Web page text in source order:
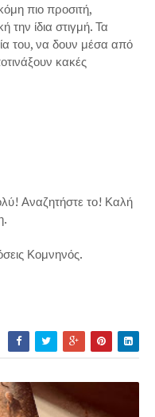
πιο προσιτή,
την ίδια στιγμή. Τα
του, να δουν μέσα από
κακές
Αναζητήστε το! Καλή
Κομνηνός.